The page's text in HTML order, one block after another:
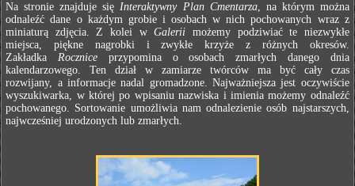
Na stronie znajduje sięInteraktywny Plan Cmentarza, na którym można
odnaleźć dane o każdym grobie i osobach w nich pochowanych wraz z
miniaturą zdjęcia. Z kolei wGalerii możemy podziwiać te niezwykłe
miejsca, piękne nagrobki i zwykłe krzyże z różnych okresów.
ZakładkaRocznice przypomina o osobach zmarłych danego dnia
kalendarzowego. Ten dział w zamiarze twórców ma być cały czas
rozwijany, a informacje nadal gromadzone. Najważniejsza jest oczywiście
wyszukiwarka, w której po wpisaniu nazwiska i imienia możemy odnaleźć
pochowanego. Sortowanie umożliwia nam odnalezienie osób najstarszych,
najwcześniej urodzonych lub zmarłych.